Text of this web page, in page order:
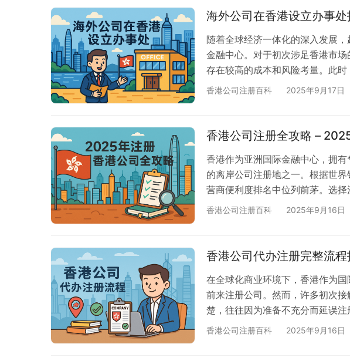
资格，能够独立承担法律责任，
别。无…
海外公司在香港设立办事
随着全球经济一体化的深入发展
金融中心。对于初次涉足香港市
存在较高的成本和风险考量。此
Liaison Office）无疑成为了一个
办事处？ 办事处又称代表处，是
香港公司注册百科 2025年9月17日
香港公司注册全攻略 –
香港作为亚洲国际金融中心，拥
的离岸公司注册地之一。根据世
营商便利度排名中位列前茅。选
港营商环境优势分析 1. 地理位置
册资本基本规定…
香港公司注册百科 2025年9月16日
香港公司代办注册完整流程
在全球化商业环境下，香港作为
前来注册公司。然而，许多初次
楚，往往因为准备不充分而延误
流程，帮助您顺利完成公司设立
香港公司注册百科 2025年9月16日